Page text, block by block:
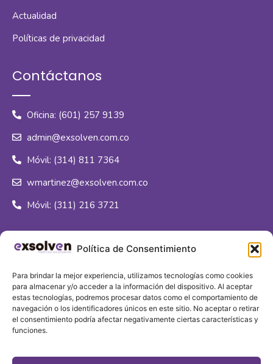
Política de Consentimiento
Para brindar la mejor experiencia, utilizamos tecnologías como cookies
para almacenar y/o acceder a la información del dispositivo. Al aceptar
estas tecnologías, podremos procesar datos como el comportamiento de
navegación o los identificadores únicos en este sitio. No aceptar o retirar
el consentimiento podría afectar negativamente ciertas características y
funciones.
Actualidad
Políticas de privacidad
Contáctanos
Oficina: (601) 257 9139
admin@exsolven.com.co
Móvil: (314) 811 7364
wmartinez@exsolven.com.co
Móvil: (311) 216 3721
Síguenos
Sede principal
Calle 16J # 96c - 80